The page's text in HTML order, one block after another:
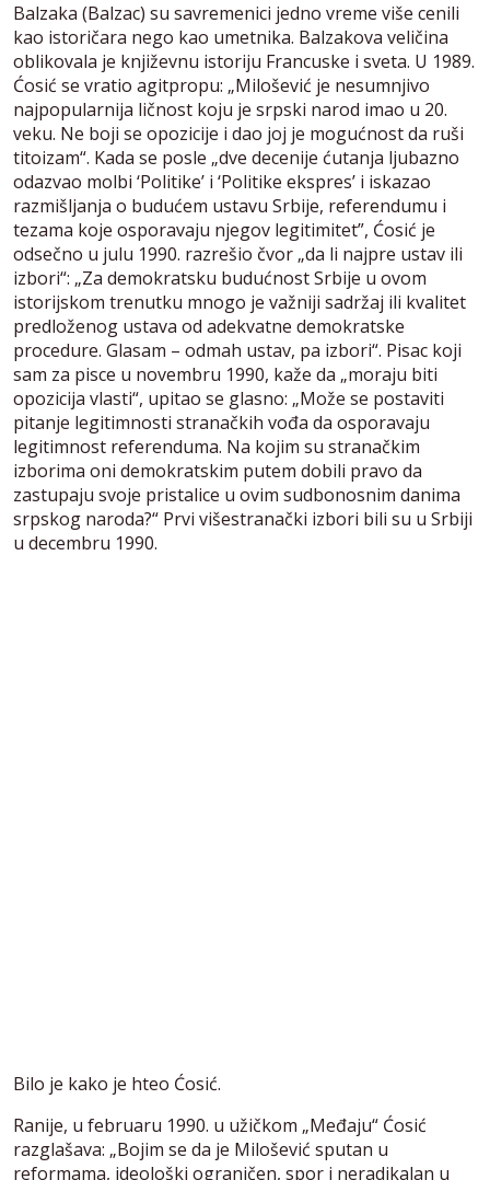
Balzaka (Balzac) su savremenici jedno vreme više cenili
kao istoričara nego kao umetnika. Balzakova veličina
oblikovala je književnu istoriju Francuske i sveta. U 1989.
Ćosić se vratio agitpropu: „Milošević je nesumnjivo
najpopularnija ličnost koju je srpski narod imao u 20.
veku. Ne boji se opozicije i dao joj je mogućnost da ruši
titoizam“. Kada se posle „dve decenije ćutanja ljubazno
odazvao molbi ‘Politike’ i ‘Politike ekspres’ i iskazao
razmišljanja o budućem ustavu Srbije, referendumu i
tezama koje osporavaju njegov legitimitet”, Ćosić je
odsečno u julu 1990. razrešio čvor „da li najpre ustav ili
izbori“: „Za demokratsku budućnost Srbije u ovom
istorijskom trenutku mnogo je važniji sadržaj ili kvalitet
predloženog ustava od adekvatne demokratske
procedure. Glasam – odmah ustav, pa izbori“. Pisac koji
sam za pisce u novembru 1990, kaže da „moraju biti
opozicija vlasti“, upitao se glasno: „Može se postaviti
pitanje legitimnosti stranačkih vođa da osporavaju
legitimnost referenduma. Na kojim su stranačkim
izborima oni demokratskim putem dobili pravo da
zastupaju svoje pristalice u ovim sudbonosnim danima
srpskog naroda?“ Prvi višestranački izbori bili su u Srbiji
u decembru 1990.
Bilo je kako je hteo Ćosić.
Ranije, u februaru 1990. u užičkom „Međaju“ Ćosić
razglašava: „Bojim se da je Milošević sputan u
reformama, ideološki ograničen, spor i neradikalan u